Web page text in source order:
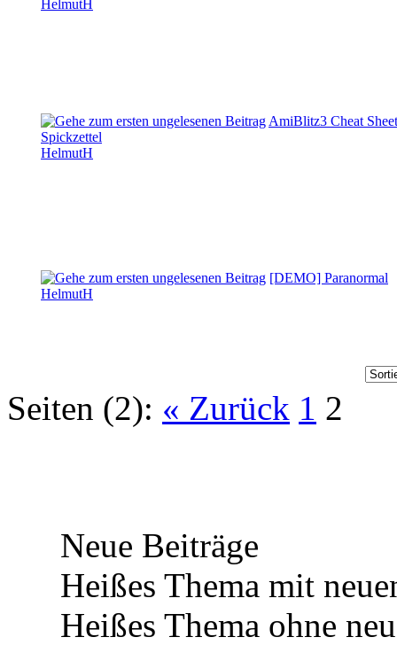
HelmutH
AmiBlitz3 Cheat
Spickzettel
HelmutH
[DEMO] Paranormal
HelmutH
Seiten (2): « Zurück 1 2
Neue Beiträge
Heißes Thema mit
Heißes Thema ohne